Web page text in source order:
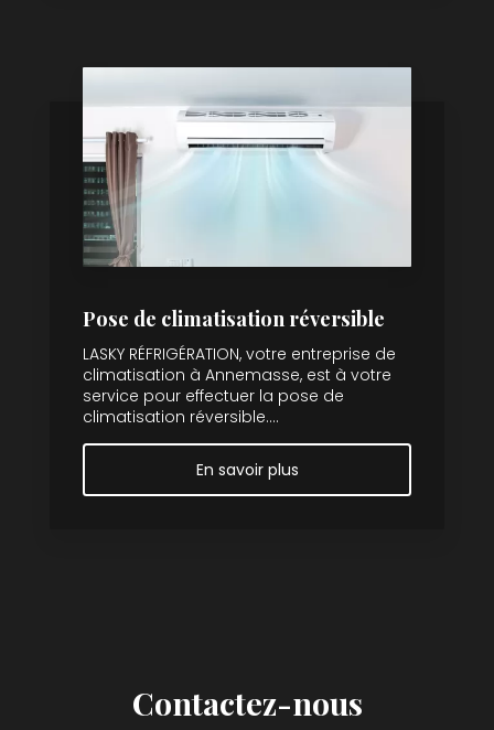
Pose de climatisation réversible
LASKY RÉFRIGÉRATION, votre entreprise de
climatisation à Annemasse, est à votre
service pour effectuer la pose de
climatisation réversible....
En savoir plus
Contactez-nous